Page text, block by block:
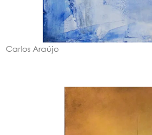
Carlos Araújo